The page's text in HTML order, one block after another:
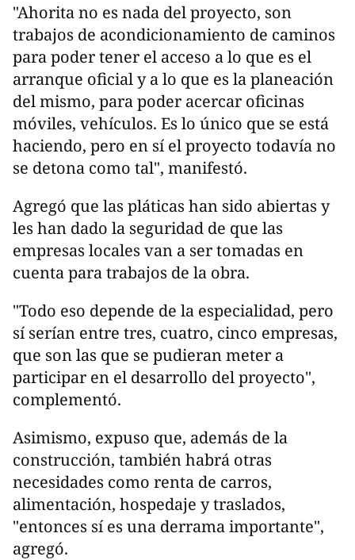
"Ahorita no es nada del proyecto, son
trabajos de acondicionamiento de caminos
para poder tener el acceso a lo que es el
arranque oficial y a lo que es la planeación
del mismo, para poder acercar oficinas
móviles, vehículos. Es lo único que se está
haciendo, pero en sí el proyecto todavía no
se detona como tal", manifestó.
Agregó que las pláticas han sido abiertas y
les han dado la seguridad de que las
empresas locales van a ser tomadas en
cuenta para trabajos de la obra.
"Todo eso depende de la especialidad, pero
sí serían entre tres, cuatro, cinco empresas,
que son las que se pudieran meter a
participar en el desarrollo del proyecto",
complementó.
Asimismo, expuso que, además de la
construcción, también habrá otras
necesidades como renta de carros,
alimentación, hospedaje y traslados,
"entonces sí es una derrama importante",
agregó.